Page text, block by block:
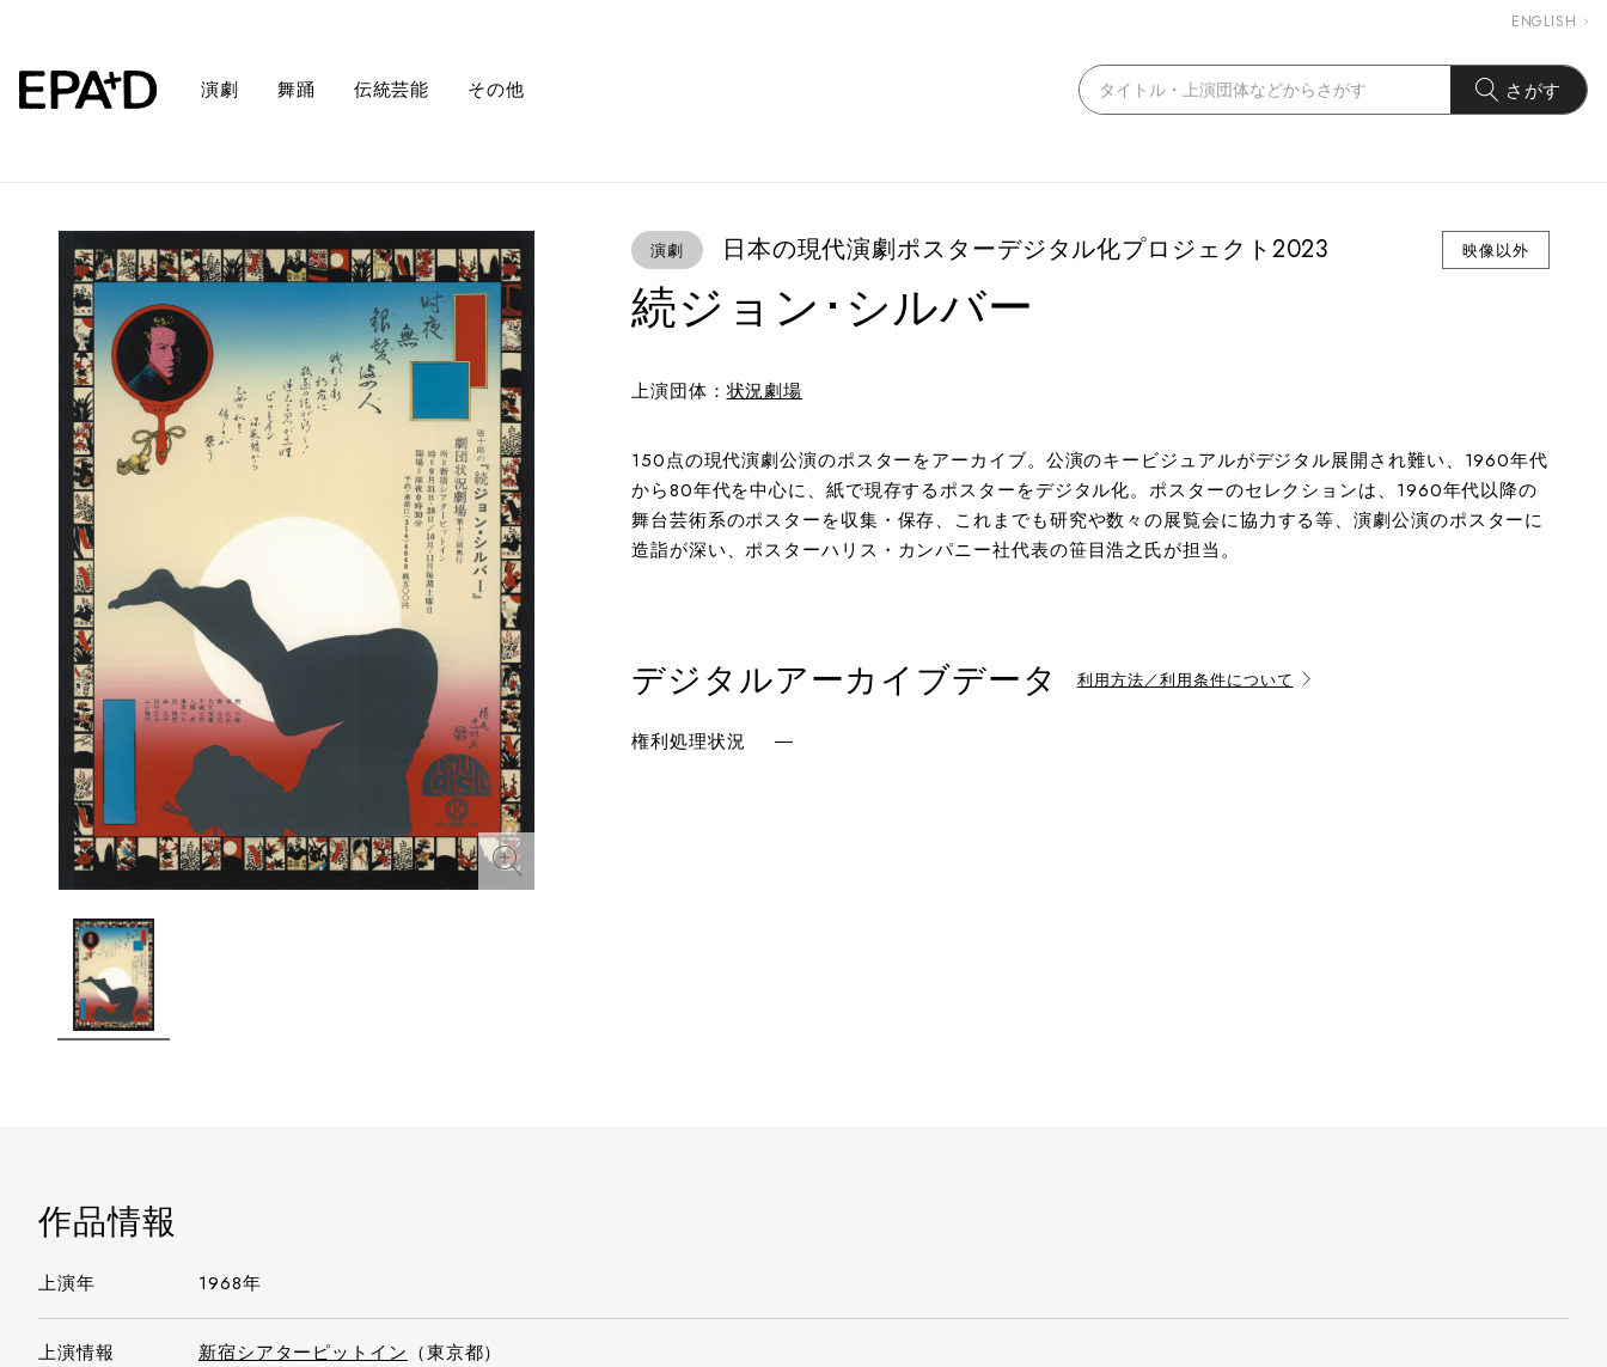
ENGLISH
演劇 舞踊 伝統芸能 その他 さがす
演劇 日本の現代演劇ポスターデジタル化プロジェクト2023 映像以外
続ジョン･シルバー
上演団体： 状況劇場
150点の現代演劇公演のポスターをアーカイブ。公演のキービジュアルがデジタル展開され難い、1960年代
から80年代を中心に、紙で現存するポスターをデジタル化。ポスターのセレクションは、1960年代以降の
舞台芸術系のポスターを収集・保存、これまでも研究や数々の展覧会に協力する等、演劇公演のポスターに
造詣が深い、ポスターハリス・カンパニー社代表の笹目浩之氏が担当。
デジタルアーカイブデータ 利用方法／利用条件について
権利処理状況 ―
作品情報
上演年 1968年
上演情報 新宿シアターピットイン （東京都）